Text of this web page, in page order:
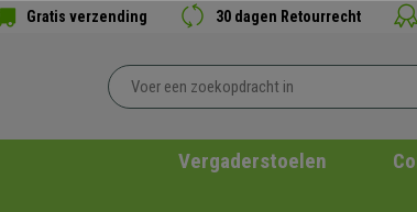
Gratis verzending 30 dagen Retourrecht
Vergaderstoelen